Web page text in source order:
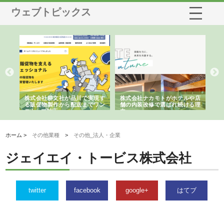
ウェブトピックス
株式会社耕文社が品川で実現す
る販促物製作から配送までワン
ストップ対応
株式会社ナカモトがホテルや店
舗の内装改修で選ばれ続ける理
由
ホーム > その他業種 > その他_法人・企業
ジェイエイ・トービス株式会社
twitter facebook google+ はてブ